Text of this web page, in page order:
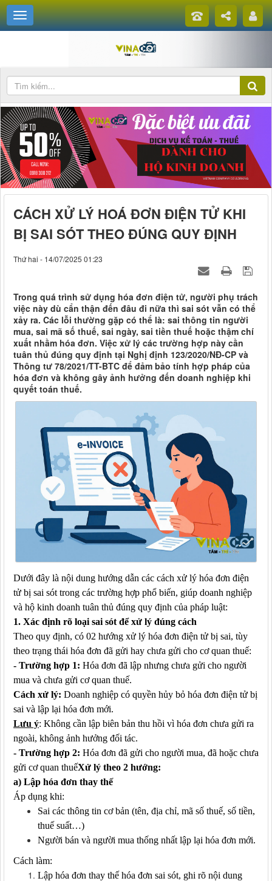
CÁCH XỬ LÝ HOÁ ĐƠN ĐIỆN TỬ KHI
BỊ SAI SÓT THEO ĐÚNG QUY ĐỊNH
Thứ hai - 14/07/2025 01:23
Trong quá trình sử dụng hóa đơn điện tử, người phụ trách
việc này dù cẩn thận đến đâu đi nữa thì sai sót vẫn có thể
xảy ra. Các lỗi thường gặp có thể là: sai thông tin người
mua, sai mã số thuế, sai ngày, sai tiền thuế hoặc thậm chí
xuất nhầm hóa đơn. Việc xử lý các trường hợp này cần
tuân thủ đúng quy định tại Nghị định 123/2020/NĐ-CP và
Thông tư 78/2021/TT-BTC để đảm bảo tính hợp pháp của
hóa đơn và không gây ảnh hưởng đến doanh nghiệp khi
quyết toán thuế.
Dưới đây là nội dung hướng dẫn các cách xử lý hóa đơn điện
tử bị sai sót trong các trường hợp phổ biến, giúp doanh nghiệp
và hộ kinh doanh tuân thủ đúng quy định của pháp luật:
1. Xác định rõ loại sai sót để xử lý đúng cách
Theo quy định, có 02 hướng xử lý hóa đơn điện tử bị sai, tùy
theo trạng thái hóa đơn đã gửi hay chưa gửi cho cơ quan thuế:
- Trường hợp 1: Hóa đơn đã lập nhưng chưa gửi cho người
mua và chưa gửi cơ quan thuế.
Cách xử lý: Doanh nghiệp có quyền hủy bỏ hóa đơn điện tử bị
sai và lập lại hóa đơn mới.
Lưu ý: Không cần lập biên bản thu hồi vì hóa đơn chưa gửi ra
ngoài, không ảnh hưởng đối tác.
- Trường hợp 2: Hóa đơn đã gửi cho người mua, đã hoặc chưa
gửi cơ quan thuếXử lý theo 2 hướng:
a) Lập hóa đơn thay thế
Áp dụng khi:
Sai các thông tin cơ bản (tên, địa chỉ, mã số thuế, số tiền,
thuế suất…)
Người bán và người mua thống nhất lập lại hóa đơn mới.
Cách làm:
Lập hóa đơn thay thế hóa đơn sai sót, ghi rõ nội dung